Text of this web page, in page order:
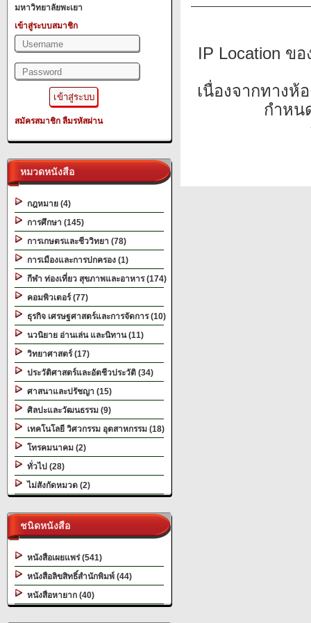
มหาวิทยาลัยพะเยา
เข้าสู่ระบบสมาชิก
สมัครสมาชิก ลืมรหัสผ่าน
หมวดหนังสือ
กฎหมาย (4)
การศึกษา (145)
การเกษตรและชีววิทยา (78)
การเมืองและการปกครอง (1)
กีฬา ท่องเที่ยว สุขภาพและอาหาร (174)
คอมพิวเตอร์ (77)
ธุรกิจ เศรษฐศาสตร์และการจัดการ (10)
นวนิยาย อ่านเล่น และนิทาน (11)
วิทยาศาสตร์ (17)
ประวัติศาสตร์และอัตชีวประวัติ (34)
ศาสนาและปรัชญา (15)
ศิลปะและวัฒนธรรม (9)
เทคโนโลยี วิศวกรรม อุตสาหกรรม (18)
โทรคมนาคม (2)
ทั่วไป (28)
ไม่สังกัดหมวด (2)
ชนิดหนังสือ
หนังสือเผยแพร่ (541)
หนังสือลิขสิทธิ์สำนักพิมพ์ (44)
หนังสือหายาก (40)
IP Location ข
เนื่องจากทาง
กำหน